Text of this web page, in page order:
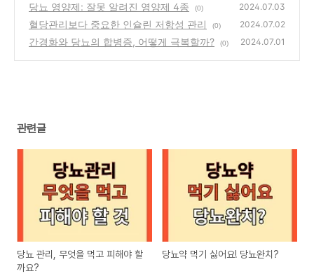
당뇨 영양제: 잘못 알려진 영양제 4종 (0) 2024.07.03
혈당관리보다 중요한 인슐린 저항성 관리 (0) 2024.07.02
간경화와 당뇨의 합병증, 어떻게 극복할까? (0) 2024.07.01
관련글
당뇨 관리, 무엇을 먹고 피해야 할
까요?
당뇨약 먹기 싫어요! 당뇨완치?